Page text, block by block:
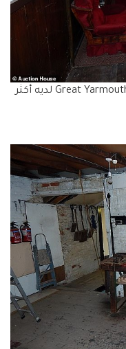
العديد من الغرف: البيت المدرجات في Great Yarmouth لديه أكثر